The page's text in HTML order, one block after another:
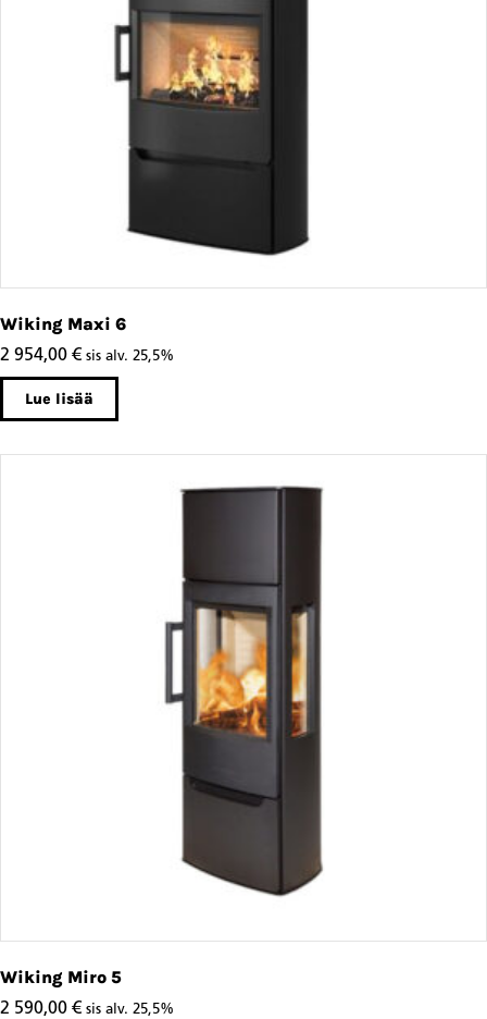
Wiking Maxi 6
2 954,00 € sis alv. 25,5%
Lue lisää
Wiking Miro 5
2 590,00 € sis alv. 25,5%